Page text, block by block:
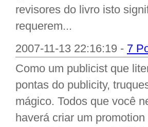
revisores do livro isto
requerem...
2007-11-13 22:16:19 - 7
Como um publicist que
pontas do publicity,
mágico. Todos que você
haverá criar um